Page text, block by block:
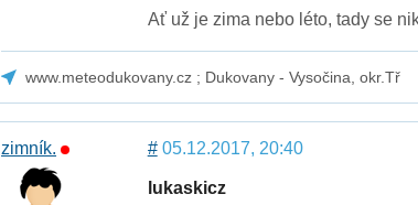
Ať už je zima nebo léto, tady se
www.meteodukovany.cz ; Dukovany - Vysočina, okr.Tř
zimník. #05.12.2017, 20:40
lukaskicz